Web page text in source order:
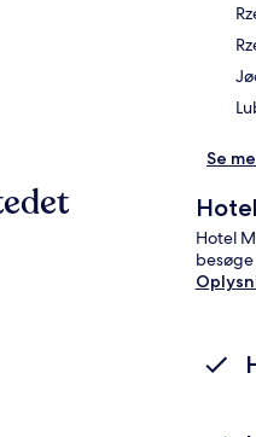
Se
Hotel